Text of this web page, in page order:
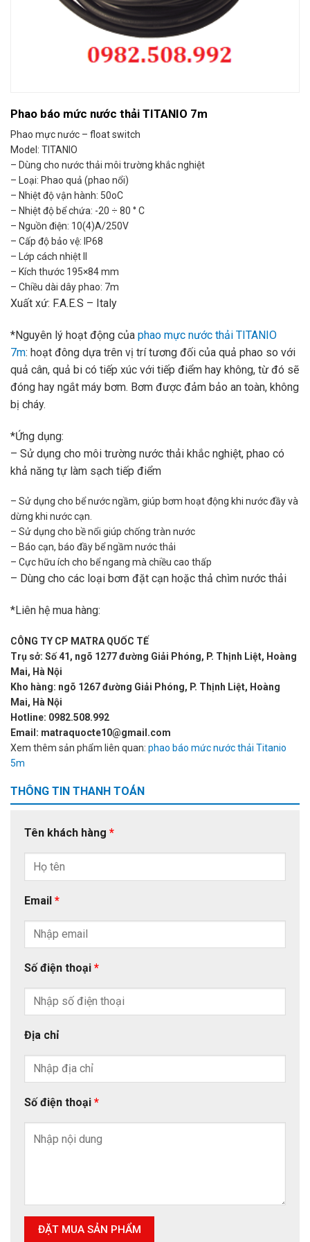
Phao báo mức nước thải TITANIO 7m
Phao mực nước – float switch
Model: TITANIO
– Dùng cho nước thải môi trường khắc nghiệt
– Loại: Phao quả (phao nổi)
– Nhiệt độ vận hành: 50oC
– Nhiệt độ bể chứa: -20 ÷ 80 ° C
– Nguồn điện: 10(4)A/250V
– Cấp độ bảo vệ: IP68
– Lớp cách nhiệt II
– Kích thước 195×84 mm
– Chiều dài dây phao: 7m
Xuất xứ: F.A.E.S – Italy
*Nguyên lý hoạt động của phao mực nước thải TITANIO
7m: hoạt đông dựa trên vị trí tương đối của quả phao so với
quả cân, quả bi có tiếp xúc với tiếp điểm hay không, từ đó sẽ
đóng hay ngắt máy bơm. Bơm được đảm bảo an toàn, không
bị cháy.
*Ứng dụng:
– Sử dụng cho môi trường nước thải khắc nghiệt, phao có
khả năng tự làm sạch tiếp điểm
– Sử dụng cho bể nước ngầm, giúp bơm hoạt động khi nước đầy và
dừng khi nước cạn.
– Sử dụng cho bề nổi giúp chống tràn nước
– Báo cạn, báo đầy bể ngầm nước thải
– Cực hữu ích cho bể ngang mà chiều cao thấp
– Dùng cho các loại bơm đặt cạn hoặc thả chìm nước thải
*Liên hệ mua hàng:
CÔNG TY CP MATRA QUỐC TẾ
Trụ sở: Số 41, ngõ 1277 đường Giải Phóng, P. Thịnh Liệt, Hoàng
Mai, Hà Nội
Kho hàng: ngõ 1267 đường Giải Phóng, P. Thịnh Liệt, Hoàng
Mai, Hà Nội
Hotline: 0982.508.992
Email: matraquocte10@gmail.com
Xem thêm sản phẩm liên quan: phao báo mức nước thải Titanio
5m
THÔNG TIN THANH TOÁN
Tên khách hàng *
Email *
Số điện thoại *
Địa chỉ
Số điện thoại *